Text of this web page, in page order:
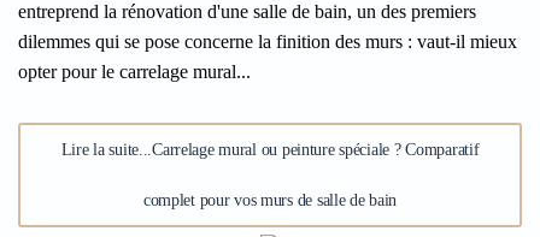
entreprend la rénovation d'une salle de bain, un des premiers
dilemmes qui se pose concerne la finition des murs : vaut-il mieux
opter pour le carrelage mural...
Lire la suite...Carrelage mural ou peinture spéciale ? Comparatif
complet pour vos murs de salle de bain